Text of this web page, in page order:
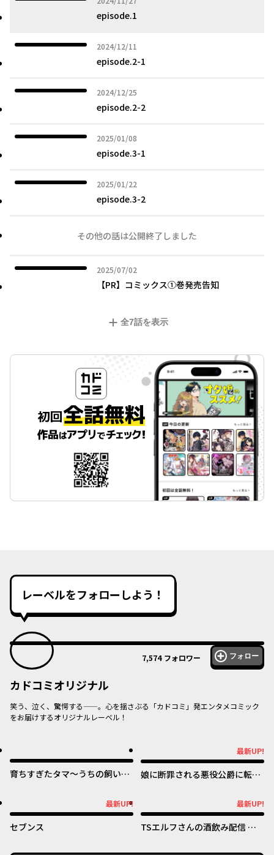
episode.1
2024/12/11
2024年12月11日
episode.2-1
2024/12/25
2024年12月25日
episode.2-2
2025/01/08
2025年01月08日
episode.3-1
2025/01/22
2025年01月22日
episode.3-2
その他の話は公開終了しました
2025/07/02
2025年07月02日
【PR】コミックス①巻発売告知
全7話を表示
レーベルをフォローしよう！
7,574 フォロワー フォロー
カドコミオリジナル
笑う、泣く、驚愕する——。心を揺さぶる「カドコミ」発エンタメコミック
をお届けするオリジナルレーベル！
育ちすぎたタマ～うちの飼い猫
最新UP!
オリジナル
娘に断罪される悪役公爵に転生
めたのになぜか娘が『氷の令
嬢』化する件～
最新UP!
オリジナル
セブンス
最新UP!
オリジナル
TSエルフさんの酒飲み配信 ～
じゃないからな!?～